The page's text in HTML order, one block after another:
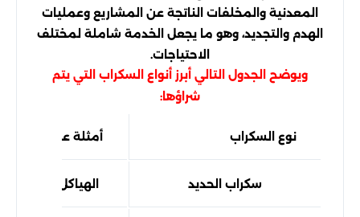
المعدنية والمخلفات الناتجة عن المشاريع وعمليات
الهدم والتجديد، وهو ما يجعل الخدمة شاملة لمختلف
الاحتياجات.
ويوضح الجدول التالي أبرز أنواع السكراب التي يتم
شراؤها:
نوع السكراب أمثلة عليه
سكراب الحديد الهياكل المعدنية